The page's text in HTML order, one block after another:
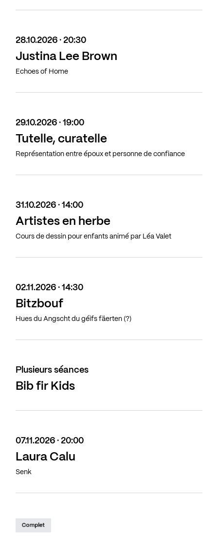
28.10.2026 · 20:30
Justina Lee Brown
Echoes of Home
29.10.2026 · 19:00
Tutelle, curatelle
Représentation entre époux et personne de confiance
31.10.2026 · 14:00
Artistes en herbe
Cours de dessin pour enfants animé par Léa Valet
02.11.2026 · 14:30
Bitzbouf
Hues du Angscht du géifs fäerten (?)
Plusieurs séances
Bib fir Kids
07.11.2026 · 20:00
Laura Calu
Senk
Complet